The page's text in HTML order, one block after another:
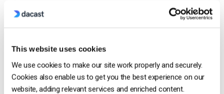
This website uses cookies
We use cookies to make our site work properly and securely.
Cookies also enable us to get you the best experience on our
website, adding relevant services and enriched content.